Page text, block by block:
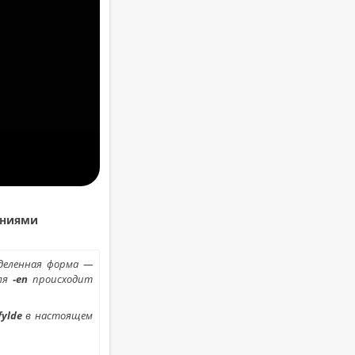
форма —
-en про­ис­хо­дит
в на­сто­я­щем